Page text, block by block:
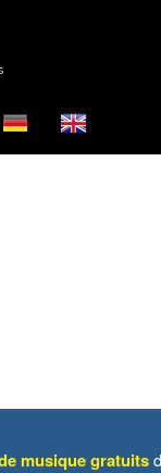
musique gratuits